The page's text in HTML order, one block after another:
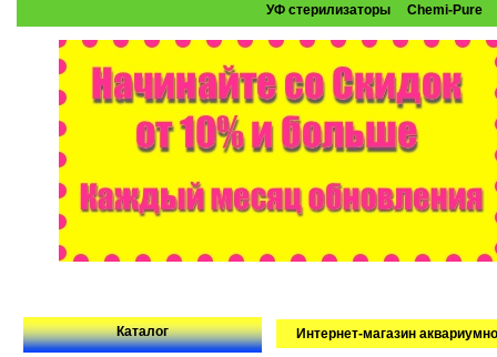
УФ стерилизаторы
Chemi-Pure
Каталог Интернет-магазин